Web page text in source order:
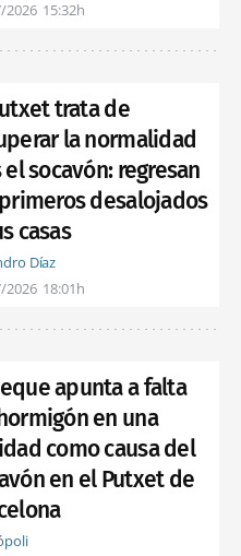
2026 15:32h
trata de
la normalidad
el socavón: regresan
desalojados
casas
Díaz
2026 18:01h
apunta a falta
en una
como causa del
en el Putxet de